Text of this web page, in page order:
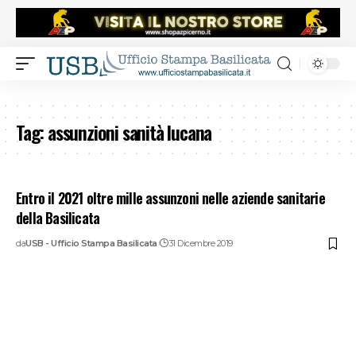
Tag:assunzioni sanità lucana
Entro il 2021 oltre mille assunzoni nelle aziende sanitarie
della Basilicata
daUSB - Ufficio Stampa Basilicata 31 Dicembre 2019